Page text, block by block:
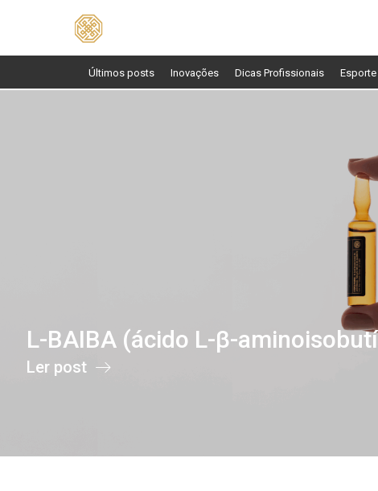
Últimos posts Inovações Dicas Profissionais Esporte
L-BAIBA (ácido L-β-
Ler post